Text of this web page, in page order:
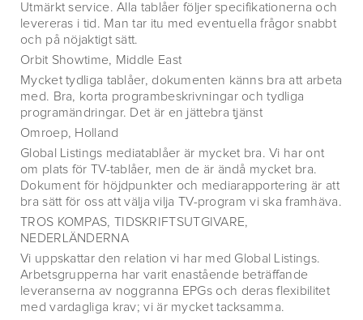
Utmärkt service. Alla tablåer följer specifikationerna och
levereras i tid. Man tar itu med eventuella frågor snabbt
och på nöjaktigt sätt.
Orbit Showtime, Middle East
Mycket tydliga tablåer, dokumenten känns bra att arbeta
med. Bra, korta programbeskrivningar och tydliga
programändringar. Det är en jättebra tjänst
Omroep, Holland
Global Listings mediatablåer är mycket bra. Vi har ont
om plats för TV-tablåer, men de är ändå mycket bra.
Dokument för höjdpunkter och mediarapportering är att
bra sätt för oss att välja vilja TV-program vi ska framhäva.
TROS KOMPAS, TIDSKRIFTSUTGIVARE,
NEDERLÄNDERNA
Vi uppskattar den relation vi har med Global Listings.
Arbetsgrupperna har varit enastående beträffande
leveranserna av noggranna EPGs och deras flexibilitet
med vardagliga krav; vi är mycket tacksamma.